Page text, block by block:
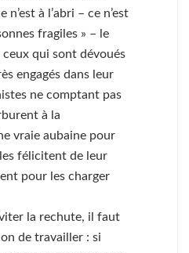
à l’abri – ce n’est
fragiles » – le
qui sont dévoués
engagés dans leur
ne comptant pas
à la
vraie aubaine pour
félicitent de leur
pour les charger
la rechute, il faut
de travailler : si